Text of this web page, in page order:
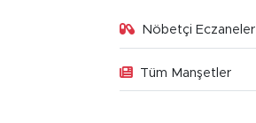
Nöbetçi Eczaneler
Tüm Manşetler